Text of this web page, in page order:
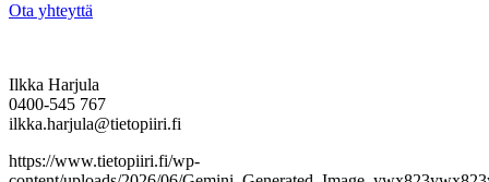
Ota yhteyttä
Ilkka Harjula
0400-545 767
ilkka.harjula@tietopiiri.fi
https://www.tietopiiri.fi/wp-